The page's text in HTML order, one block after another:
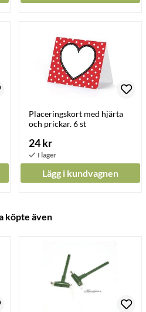
Placeringskort med hjärta
och prickar. 6 st
24 kr
Lägg i kundvagnen
köpte även